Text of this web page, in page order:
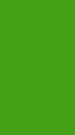
2021年4月4日
2020年12月11日